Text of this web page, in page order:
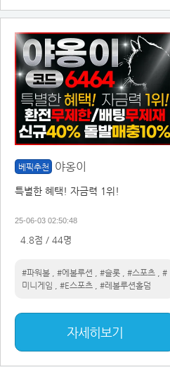
베픽추천 야옹이
특별한 혜택! 자금력 1위!
25-06-03 02:50:48
4.8점 / 44명
#파워볼 #에볼루션 #슬롯 #스포츠
#
미니게임
#E스포츠 #레볼루션홀덤
자세히보기